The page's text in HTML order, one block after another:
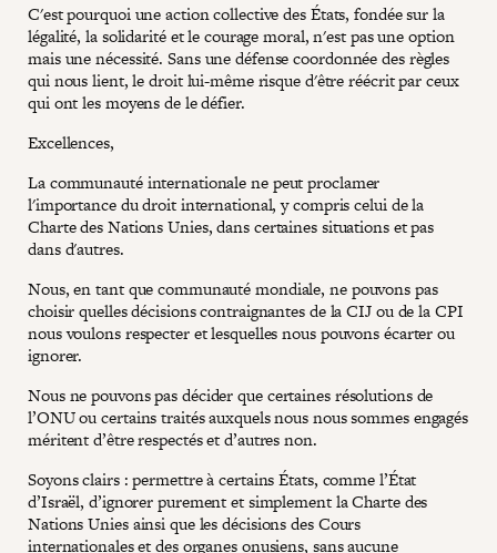
C'est pourquoi une action collective des États, fondée sur la
légalité, la solidarité et le courage moral, n'est pas une option
mais une nécessité. Sans une défense coordonnée des règles
qui nous lient, le droit lui-même risque d'être réécrit par ceux
qui ont les moyens de le défier.
Excellences,
La communauté internationale ne peut proclamer
l'importance du droit international, y compris celui de la
Charte des Nations Unies, dans certaines situations et pas
dans d'autres.
Nous, en tant que communauté mondiale, ne pouvons pas
choisir quelles décisions contraignantes de la CIJ ou de la CPI
nous voulons respecter et lesquelles nous pouvons écarter ou
ignorer.
Nous ne pouvons pas décider que certaines résolutions de
l’ONU ou certains traités auxquels nous nous sommes engagés
méritent d’être respectés et d’autres non.
Soyons clairs : permettre à certains États, comme l’État
d’Israël, d’ignorer purement et simplement la Charte des
Nations Unies ainsi que les décisions des Cours
internationales et des organes onusiens, sans aucune